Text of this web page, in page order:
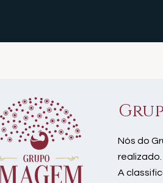
Nós do
realizado.
A